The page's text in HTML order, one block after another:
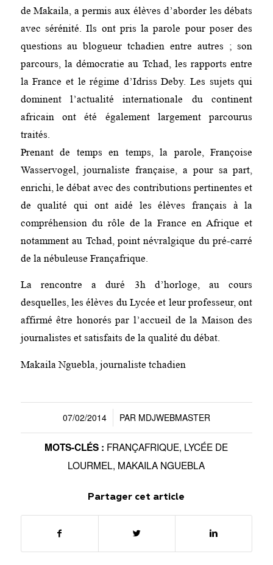
de Makaila, a permis aux élèves d’aborder les débats
avec sérénité. Ils ont pris la parole pour poser des
questions au blogueur tchadien entre autres ; son
parcours, la démocratie au Tchad, les rapports entre
la France et le régime d’Idriss Deby. Les sujets qui
dominent l’actualité internationale du continent
africain ont été également largement parcourus
traités.
Prenant de temps en temps, la parole, Françoise
Wasservogel, journaliste française, a pour sa part,
enrichi, le débat avec des contributions pertinentes et
de qualité qui ont aidé les élèves français à la
compréhension du rôle de la France en Afrique et
notamment au Tchad, point névralgique du pré-carré
de la nébuleuse Françafrique.
La rencontre a duré 3h d’horloge, au cours
desquelles, les élèves du Lycée et leur professeur, ont
affirmé être honorés par l’accueil de la Maison des
journalistes et satisfaits de la qualité du débat.
Makaila Nguebla, journaliste tchadien
07/02/2014
/ PAR MDJWEBMASTER
MOTS-CLÉS : FRANÇAFRIQUE, LYCÉE DE
LOURMEL, MAKAILA NGUEBLA
Partager cet article